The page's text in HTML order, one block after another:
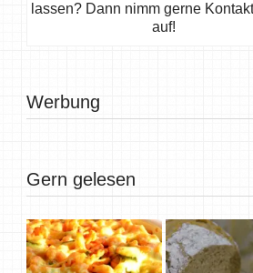
lassen? Dann nimm gerne
auf!
Werbung
Gern gelesen